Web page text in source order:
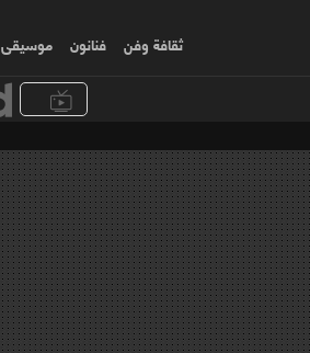
ثقافة وفن فنانون موسیقی